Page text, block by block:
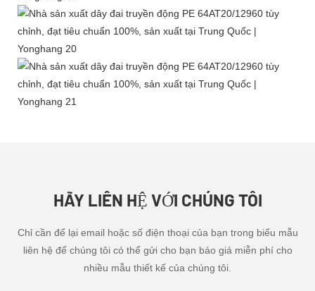
HÃY LIÊN HỆ VỚI CHÚNG TÔI
Chỉ cần để lại email hoặc số điện thoại của bạn trong biểu mẫu
liên hệ để chúng tôi có thể gửi cho bạn báo giá miễn phí cho
nhiều mẫu thiết kế của chúng tôi.